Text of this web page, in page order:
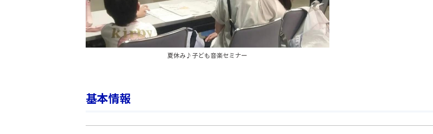
夏休み♪子ども音楽セミナー
基本情報